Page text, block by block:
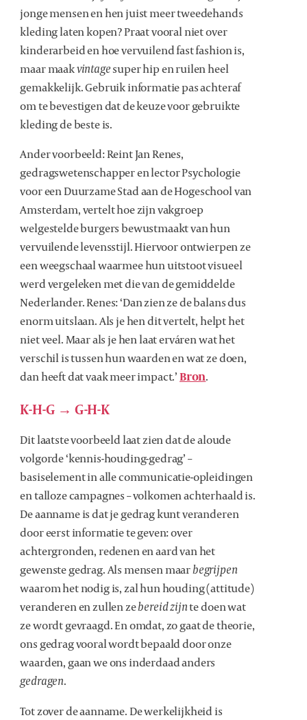
jonge mensen en hen juist meer tweedehands
kleding laten kopen? Praat vooral niet over
kinderarbeid en hoe vervuilend fast fashion is,
maar maakvintagesuper hip en ruilen heel
gemakkelijk. Gebruik informatie pas achteraf
om te bevestigen dat de keuze voor gebruikte
kleding de beste is.
Ander voorbeeld: Reint Jan Renes,
gedragswetenschapper en lector Psychologie
voor een Duurzame Stad aan de Hogeschool van
Amsterdam, vertelt hoe zijn vakgroep
welgestelde burgers bewustmaakt van hun
vervuilende levensstijl. Hiervoor ontwierpen ze
een weegschaal waarmee hun uitstoot visueel
werd vergeleken met die van de gemiddelde
Nederlander. Renes: ‘Dan zien ze de balans dus
enorm uitslaan. Als je hen dit vertelt, helpt het
niet veel. Maar als je hen laat erváren wat het
verschil is tussen hun waarden en wat ze doen,
dan heeft dat vaak meer impact.’Bron.
K-H-G → G-H-K
Dit laatste voorbeeld laat zien dat de aloude
volgorde ‘kennis-houding-gedrag’ –
basiselement in alle communicatie-opleidingen
en talloze campagnes – volkomen achterhaald is.
De aanname is dat je gedrag kunt veranderen
door eerst informatie te geven: over
achtergronden, redenen en aard van het
gewenste gedrag. Als mensen maarbegrijpen
waarom het nodig is, zal hun houding (attitude)
veranderen en zullen zebereid zijnte doen wat
ze wordt gevraagd. En omdat, zo gaat de theorie,
ons gedrag vooral wordt bepaald door onze
waarden, gaan we ons inderdaad anders
gedragen.
Tot zover de aanname. De werkelijkheid is